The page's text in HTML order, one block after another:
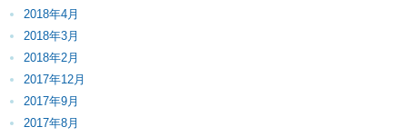
2018年4月
2018年3月
2018年2月
2017年12月
2017年9月
2017年8月